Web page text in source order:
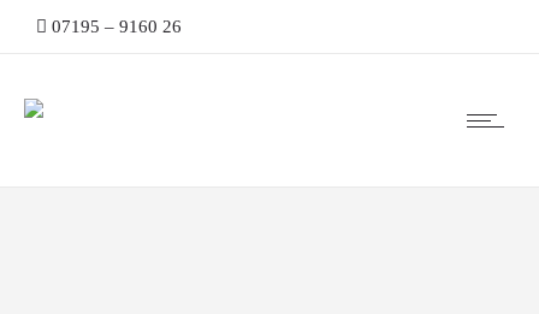
07195 – 9160 26